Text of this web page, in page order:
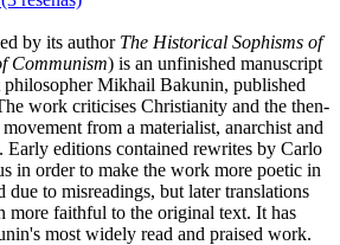
by its author The Historical Sophisms of
Communism) is an unfinished manuscript
philosopher Mikhail Bakunin, published
work criticises Christianity and the then-
from a materialist, anarchist and
Early editions contained rewrites by Carlo
in order to make the work more poetic in
due to misreadings, but later translations
more faithful to the original text. It has
most widely read and praised work.